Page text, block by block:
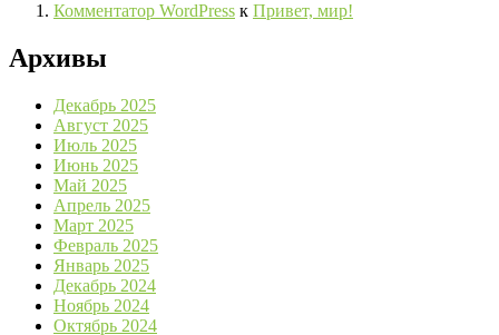
Комментатор WordPress к Привет, мир!
Архивы
Декабрь 2025
Август 2025
Июль 2025
Июнь 2025
Май 2025
Апрель 2025
Март 2025
Февраль 2025
Январь 2025
Декабрь 2024
Ноябрь 2024
Октябрь 2024